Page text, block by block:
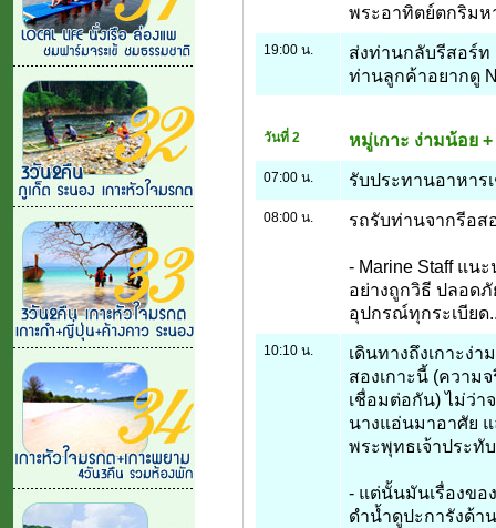
พระอาทิตย์ตกริมห
19:00 น.
ส่งท่านกลับรีสอร์ท
ท่านลูกค้าอยากดู
วันที่ 2 หมู่เกาะ ง่ามน้อย
07:00 น. รับประทานอาหาร
08:00 น. รถรับท่านจากรีอส
- Marine Staff แน
อย่างถูกวิธี ปลอด
อุปกรณ์ทุกระเบียด
10:10 น.
เดินทางถึงเกาะง่
สองเกาะนี้ (ความ
เชื่อมต่อกัน) ไม่ว่า
นางแอ่นมาอาศัย
พระพุทธเจ้าประทั
- แต่นั้นมันเรื่องขอ
ดำน้ำดูปะการังด้า